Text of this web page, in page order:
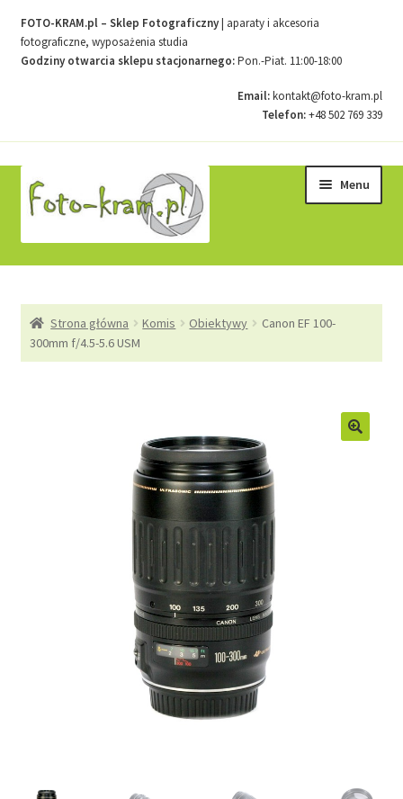
FOTO-KRAM.pl – Sklep Fotograficzny| aparaty i akcesoria
fotograficzne, wyposażenia studia
Godziny otwarcia sklepu stacjonarnego:Pon.-Piat. 11:00-18:00
Email:kontakt@foto-kram.pl
Telefon:+48 502 769 339
do
nawigacji
do
treści
Menu
Kontakt
Strona główna Komis Obiektywy
Canon EF 100-
300mm f/4.5-5.6 USM